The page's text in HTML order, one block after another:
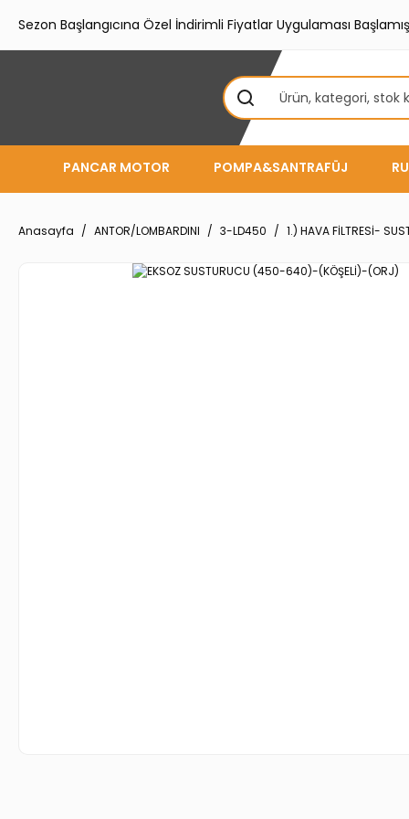
Sezon Başlangıcına Özel İndirimli Fiyatlar Uygulaması
PANCAR MOTOR POMPA&SANTRAFÜJ
Anasayfa ANTOR/LOMBARDINI 3-LD450 1.) HAVA FİLTRESİ-